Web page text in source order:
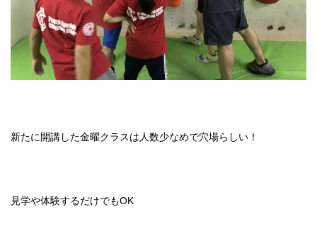
新たに開講した金曜クラスは人数少なめで穴場らしい！
見学や体験するだけでもOK